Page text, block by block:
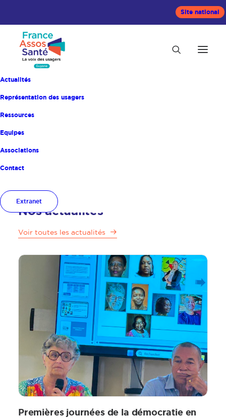
Site national
Actualités
Représentation des usagers
Ressources
Equipes
Associations
Contact
Extranet
France Assos Santé
Nos actualités
Voir toutes les actualités
Premières journées de la démocratie en